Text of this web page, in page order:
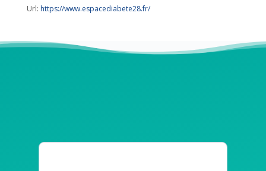
Url: https://www.espacediabete28.fr/